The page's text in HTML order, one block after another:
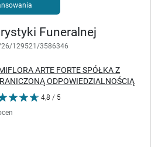
Funeralnej
129521/3586346
ARTE FORTE SPÓŁKA Z
ODPOWIEDZIALNOŚCIĄ
4,8 / 5